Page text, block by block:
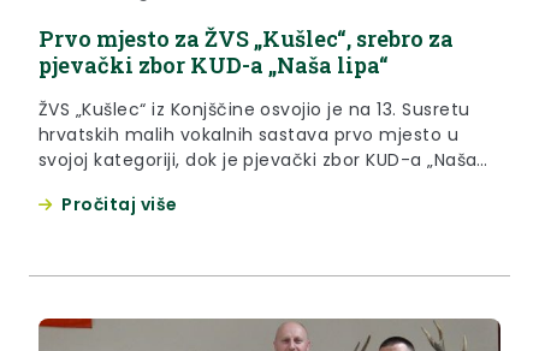
Prvo mjesto za ŽVS „Kušlec“, srebro za
pjevački zbor KUD-a „Naša lipa“
ŽVS „Kušlec“ iz Konjščine osvojio je na 13. Susretu
hrvatskih malih vokalnih sastava prvo mjesto u
svojoj kategoriji, dok je pjevački zbor KUD-a „Naša
Pročitaj više